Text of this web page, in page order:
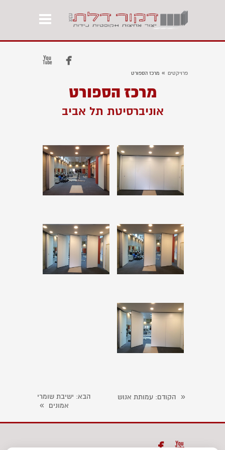


פרויקטים » מרכז הספורט
מרכז הספורט
אוניברסיטת תל אביב
« הקודם: עמותת אנוש הבא: ישיבת שומרי
אמונים
»
